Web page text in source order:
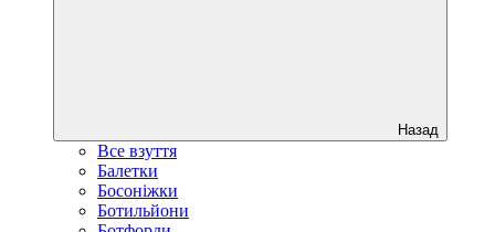
Назад
Все взуття
Балетки
Босоніжки
Ботильйони